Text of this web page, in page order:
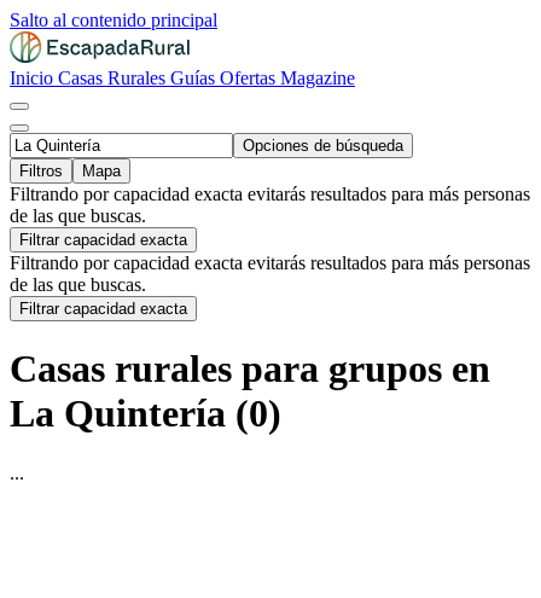
Salto al contenido principal
Inicio Casas Rurales Guías Ofertas Magazine
Opciones de búsqueda
Filtros
Mapa
Filtrando por capacidad exacta evitarás resultados para más personas
de las que buscas.
Filtrar capacidad exacta
Filtrando por capacidad exacta evitarás resultados para más personas
de las que buscas.
Filtrar capacidad exacta
Casas rurales para grupos en
La Quintería (0)
...